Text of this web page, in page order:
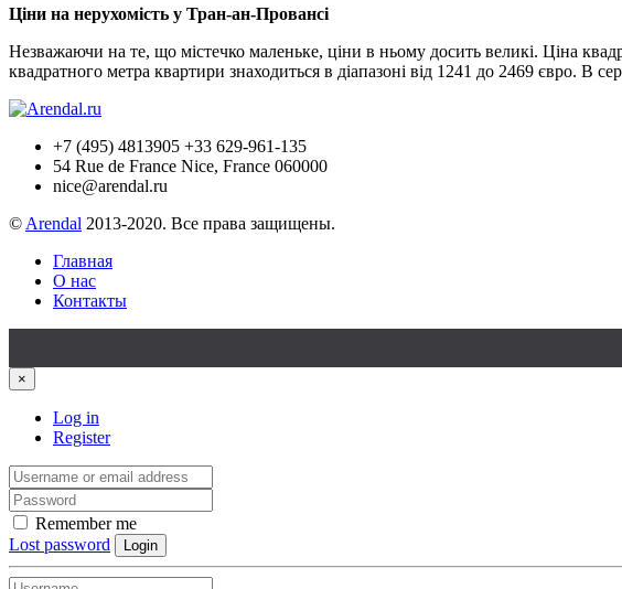
Ціни на нерухомість у Тран-ан-Провансі
Незважаючи на те, що містечко маленьке, ціни в ньому досить великі. Ціна
квадратного метра квартири знаходиться в діапазоні від 1241 до 2469 євро. В
+7 (495) 4813905 +33 629-961-135
54 Rue de France Nice, France 060000
nice@arendal.ru
© Arendal 2013-2020. Все права защищены.
Главная
О нас
Контакты
×
Log in
Register
Remember me
Lost password
Login